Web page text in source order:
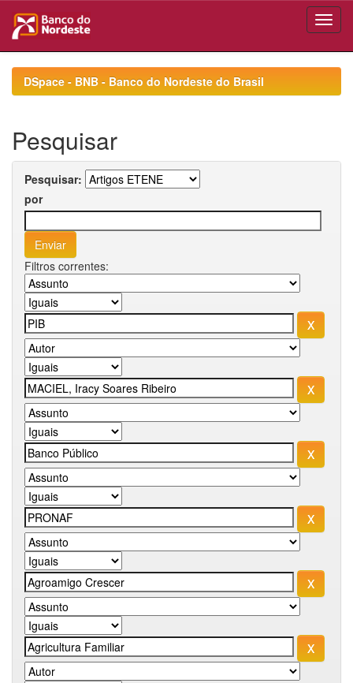
navigationDSpace - BNB - Banco do Nordeste do Brasil
Pesquisar
Pesquisar:
por
Filtros correntes: